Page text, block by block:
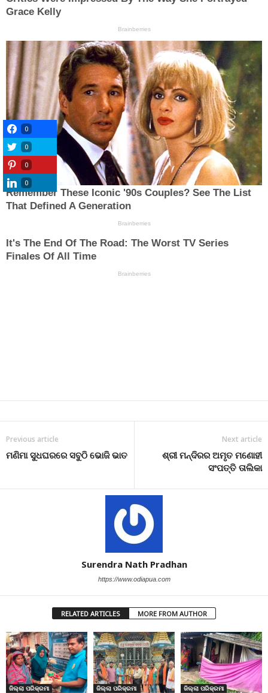
Previous article
ମଣିମା ସୁଧଘରରେ ସବୁଠି ଭୋଜି ଭାତ
Next article
ଶ୍ରୀ ମନ୍ଦିରର ଅମୃତ ମଣୋହୀ
ସଂପତ୍ତି ତାଲିକା
Surendra Nath Pradhan
https://www.odiapua.com
RELATED ARTICLES MORE FROM AUTHOR
ଜିଲ୍ଲା ପରିକ୍ରମା ଜିଲ୍ଲା ପରିକ୍ରମା ଜିଲ୍ଲା ପରିକ୍ରମା
0
0
0
0